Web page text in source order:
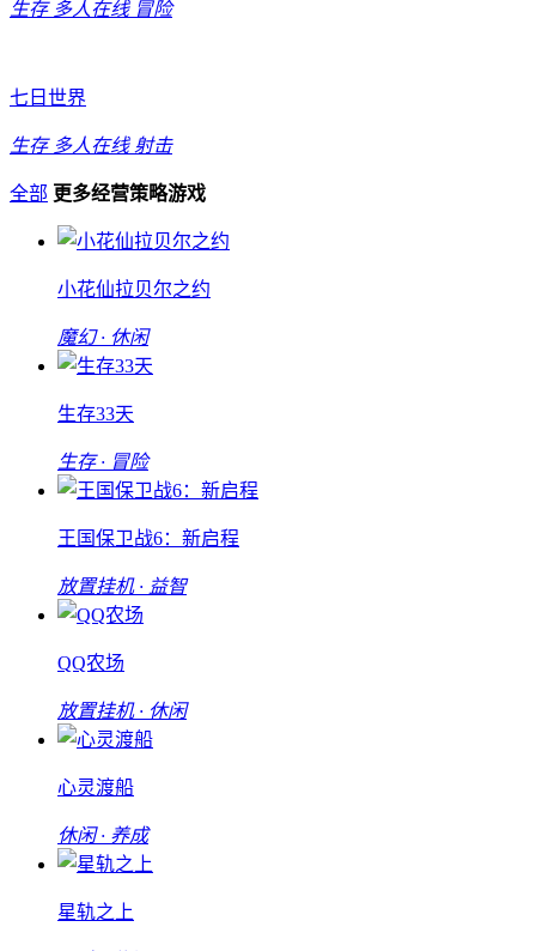
生存 多人在线 冒险
七日世界
生存 多人在线 射击
全部 更多经营策略游戏
小花仙拉贝尔之约
魔幻 · 休闲
生存33天
生存 · 冒险
王国保卫战6：新启程
放置挂机 · 益智
QQ农场
放置挂机 · 休闲
心灵渡船
休闲 · 养成
星轨之上